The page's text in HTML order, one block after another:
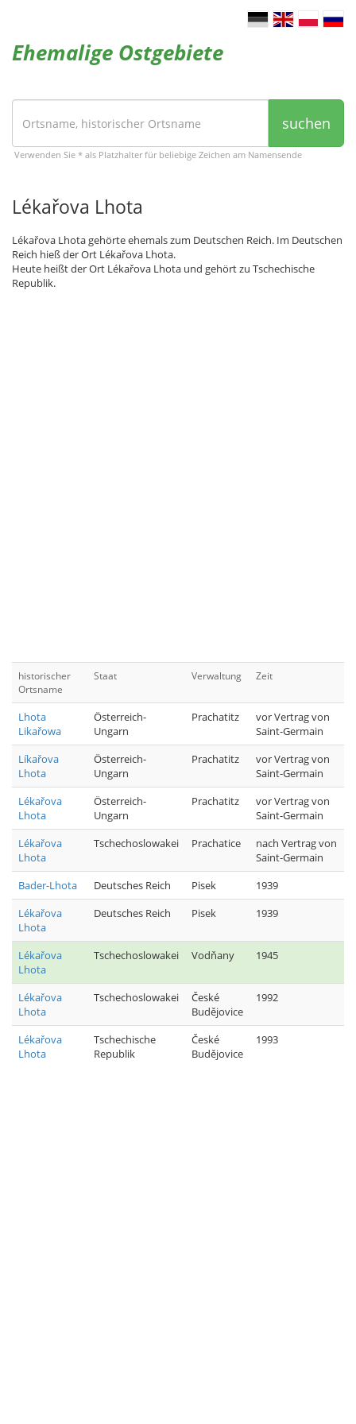
Ehemalige Ostgebiete
suchen
Verwenden Sie * als Platzhalter für beliebige Zeichen am Namensende
Lékařova Lhota
Lékařova Lhota gehörte ehemals zum Deutschen Reich. Im Deutschen
Reich hieß der Ort Lékařova Lhota.
Heute heißt der Ort Lékařova Lhota und gehört zu Tschechische
Republik.
historischer
Ortsname
Staat Verwaltung Zeit
Lhota
Likařowa
Österreich-
Ungarn
Prachatitz
vor Vertrag von
Saint-Germain
Líkařova
Lhota
Österreich-
Ungarn
Prachatitz
vor Vertrag von
Saint-Germain
Lékařova
Lhota
Österreich-
Ungarn
Prachatitz
vor Vertrag von
Saint-Germain
Lékařova
Lhota
Tschechoslowakei Prachatice
nach Vertrag von
Saint-Germain
Bader-Lhota
Deutsches Reich Pisek
1939
Lékařova
Lhota
Deutsches Reich Pisek 1939
Lékařova
Lhota
Tschechoslowakei Vodňany 1945
Lékařova
Lhota
Tschechoslowakei
České
Budějovice
1992
Lékařova
Lhota
Tschechische
Republik
České
Budějovice
1993